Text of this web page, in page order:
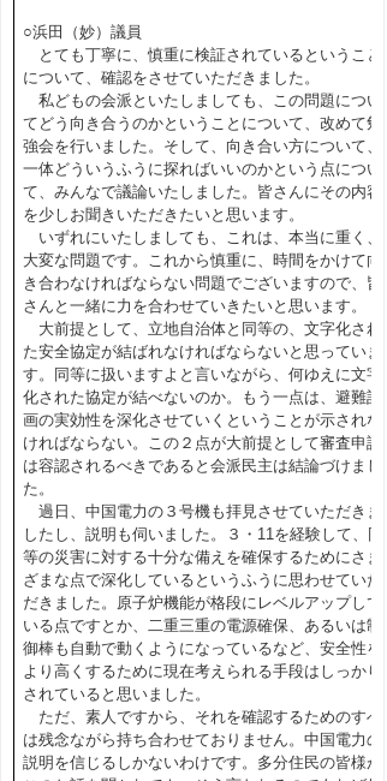
○浜田（妙）議員
とても丁寧に、慎重に検証されているということ
について、確認をさせていただきました。
私どもの会派といたしましても、この問題につい
てどう向き合うのかということについて、改めて勉
強会を行いました。そして、向き合い方について、
一体どういうふうに探ればいいのかという点につい
て、みんなで議論いたしました。皆さんにその内容
を少しお聞きいただきたいと思います。
いずれにいたしましても、これは、本当に重く、
大変な問題です。これから慎重に、時間をかけて向
き合わなければならない問題でございますので、皆
さんと一緒に力を合わせていきたいと思います。
大前提として、立地自治体と同等の、文字化され
た安全協定が結ばれなければならないと思っていま
す。同等に扱いますよと言いながら、何ゆえに文字
化された協定が結べないのか。もう一点は、避難計
画の実効性を深化させていくということが示されな
ければならない。この２点が大前提として審査申請
は容認されるべきであると会派民主は結論づけまし
た。
過日、中国電力の３号機も拝見させていただきま
したし、説明も伺いました。３・11を経験して、同
等の災害に対する十分な備えを確保するためにさま
ざまな点で深化しているというふうに思わせていた
だきました。原子炉機能が格段にレベルアップして
いる点ですとか、二重三重の電源確保、あるいは制
御棒も自動で動くようになっているなど、安全性を
より高くするために現在考えられる手段はしっかり
されていると思いました。
ただ、素人ですから、それを確認するためのすべ
は残念ながら持ち合わせておりません。中国電力の
説明を信じるしかないわけです。多分住民の皆様が